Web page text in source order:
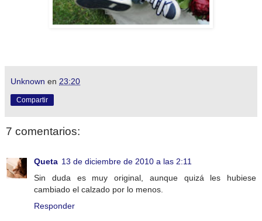
Unknown en 23:20
Compartir
7 comentarios:
Queta 13 de diciembre de 2010 a las 2:11
Sin duda es muy original, aunque quizá les hubiese
cambiado el calzado por lo menos.
Responder